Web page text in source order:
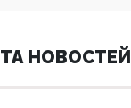
НОВОСТЕЙ